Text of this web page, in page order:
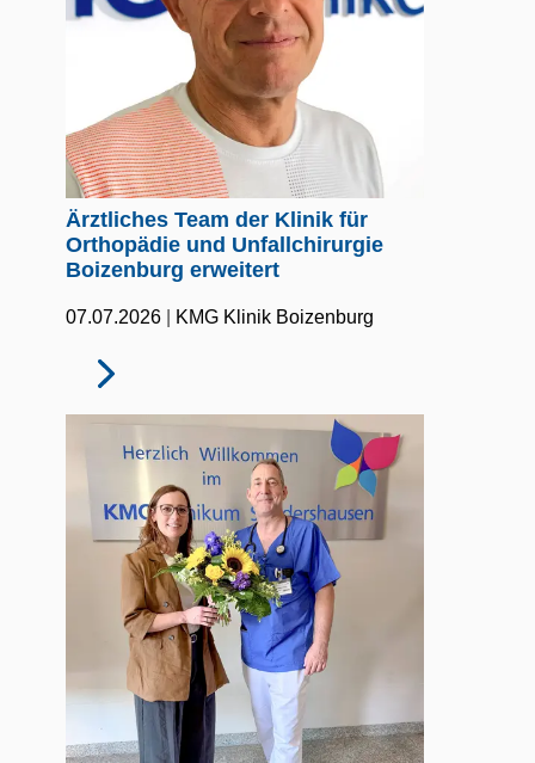
Ärztliches Team der Klinik für
Orthopädie und Unfallchirurgie
Boizenburg erweitert
07.07.2026 | KMG Klinik Boizenburg